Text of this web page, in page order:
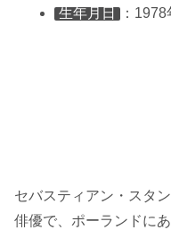
生年月日
：
セバスティアン・スタ
俳優で、ポーランドに